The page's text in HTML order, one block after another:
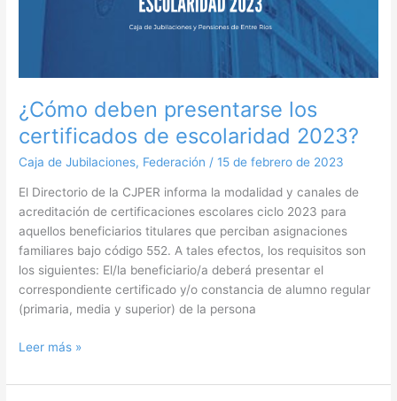
¿Cómo deben presentarse los
certificados de escolaridad 2023?
Caja de Jubilaciones, Federación /15 de febrero de 2023
El Directorio de la CJPER informa la modalidad y canales de
acreditación de certificaciones escolares ciclo 2023 para
aquellos beneficiarios titulares que perciban asignaciones
familiares bajo código 552. A tales efectos, los requisitos son
los siguientes: El/la beneficiario/a deberá presentar el
correspondiente certificado y/o constancia de alumno regular
(primaria, media y superior) de la persona
Leer más »